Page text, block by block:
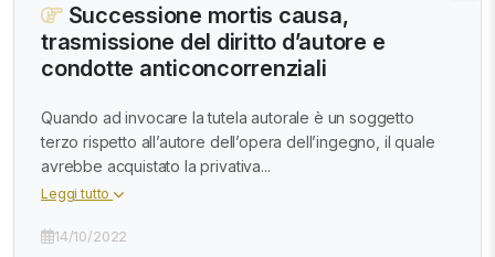
Successione mortis causa,
trasmissione del diritto d’autore e
condotte anticoncorrenziali
Quando ad invocare la tutela autorale è un soggetto
terzo rispetto all’autore dell’opera dell’ingegno, il quale
avrebbe acquistato la privativa...
Leggi tutto
14/10/2022